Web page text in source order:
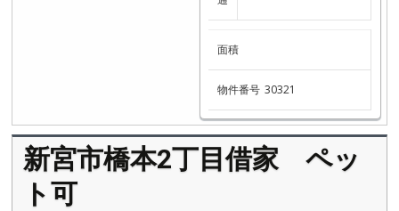
面積
物件番号 30321
新宮市橋本2丁目借家 ペッ
ト可